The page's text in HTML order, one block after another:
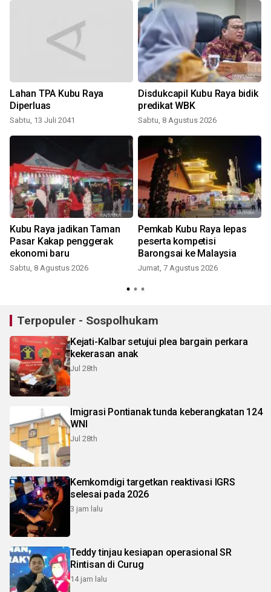
Lahan TPA Kubu Raya
Diperluas
Sabtu, 13 Juli 2041
Disdukcapil Kubu Raya bidik
predikat WBK
Sabtu, 8 Agustus 2026
Kubu Raya jadikan Taman
Pasar Kakap penggerak
ekonomi baru
Sabtu, 8 Agustus 2026
Pemkab Kubu Raya lepas
peserta kompetisi
Barongsai ke Malaysia
Jumat, 7 Agustus 2026
Terpopuler - Sospolhukam
Kejati-Kalbar setujui plea bargain perkara
kekerasan anak
Jul 28th
Imigrasi Pontianak tunda keberangkatan 124
WNI
Jul 28th
Kemkomdigi targetkan reaktivasi IGRS
selesai pada 2026
3 jam lalu
Teddy tinjau kesiapan operasional SR
Rintisan di Curug
14 jam lalu